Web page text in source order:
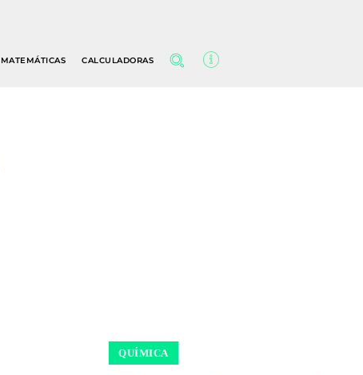
MATEMÁTICAS CALCULADORAS
QUÍMICA